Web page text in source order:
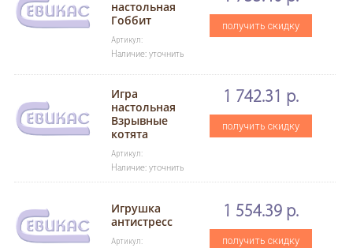
настольная
Гоббит
Артикул:
Наличие: уточнить
получить скидку
Игра
настольная
Взрывные
котята
Артикул:
Наличие: уточнить
1 742.31 р.
получить скидку
Игрушка
антистресс
Артикул:
1 554.39 р.
получить скидку